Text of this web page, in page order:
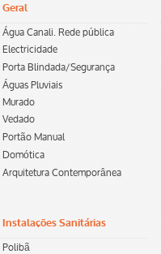
Geral
Água Canali. Rede pública
Electricidade
Porta Blindada/Segurança
Águas Pluviais
Murado
Vedado
Portão Manual
Domótica
Arquitetura Contemporânea
Instalações Sanitárias
Polibã